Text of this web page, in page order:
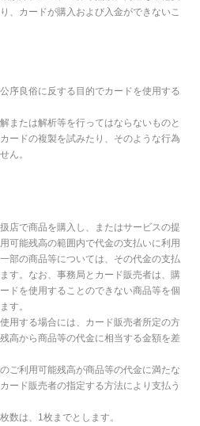
、カードが購入および入金ができないこ
序良俗に反する目的でカードを使用する
または解析等を行ってはならないものと
ードの複製を試みたり、そのような行為
ん。
店で商品を購入し、またはサービスの提
可能残高の範囲内で代金の支払いに利用
部の商品等については、その代金の支払
す。なお、事務局とカード販売者は、購
ドを使用することのできない商品等を個
す。
用する場合には、カード販売者所定の方
高から商品等の代金に相当する金額を差
ご利用可能残高が商品等の代金に満たな
ード販売者の指定する方法により支払う
数は、1枚までとします。